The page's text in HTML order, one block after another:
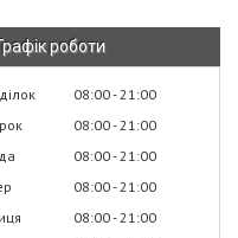
роботи
08:00 21:00
08:00 21:00
08:00 21:00
08:00 21:00
08:00 21:00